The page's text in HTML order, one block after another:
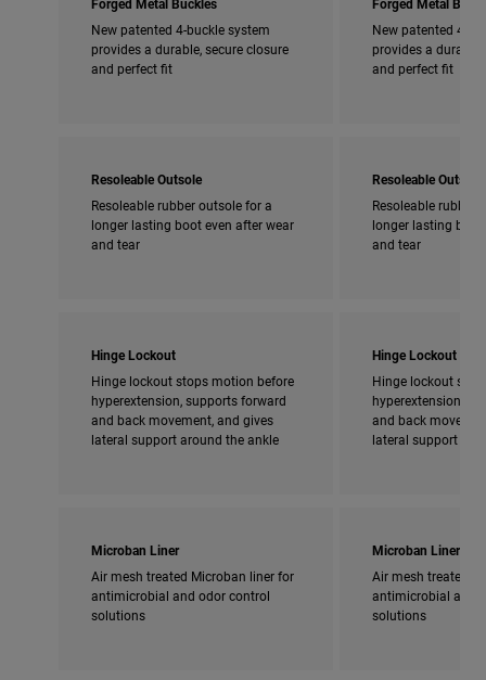
New patented 4-buckle system
provides a durable, secure closure
and perfect fit
New patented 4-
provides a
and perfect fit
Resoleable Outsole
Resoleable rubber outsole for a
longer lasting boot even after wear
and tear
Resoleable Outsole
Resoleable rubber
longer lasting boot
and tear
Hinge Lockout
Hinge lockout stops motion before
hyperextension, supports forward
and back movement, and gives
lateral support around the ankle
Hinge Lockout
Hinge lockout
hyperextension,
and back
lateral support
Microban Liner
Air mesh treated Microban liner for
antimicrobial and odor control
solutions
Microban Liner
Air mesh treated
antimicrobial and
solutions